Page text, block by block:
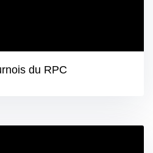
du RPC